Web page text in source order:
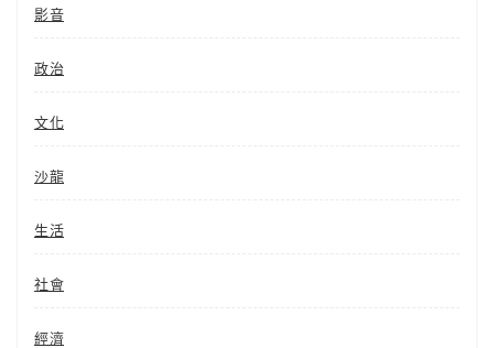
影音
政治
文化
沙龍
生活
社會
經濟